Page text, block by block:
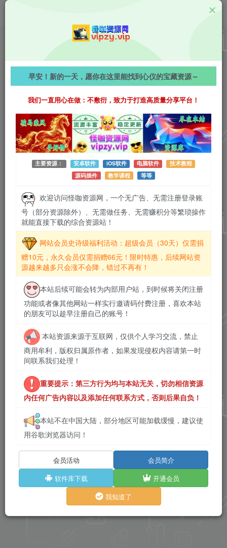
【2025-12-21】【周末加长版】心动放映厅｜每日随机
精选小姐姐视频分享，赏心悦目！
523字 阅读时长约3分钟 2025-12-21 更新
作者：怪咖
热度：45
0条评论 作者已发布3745篇文章
早安！新的一天，愿你在这里能找到心仪的宝藏资源～
我们一直用心在做：不敷衍，致力于打造高质量分享平台！
主要资源： 安卓软件 iOS软件 电脑软件
技术教程
源码插件
教学课程 等等
欢迎访问怪咖资源网，一个无广告、无需注册登录账
号（部分资源除外）、无需做任务、无需赚积分等繁琐操作
就能直接下载的综合资源站！
网站会员史诗级福利活动：超级会员（30天）仅需捐
赠10元，永久会员仅需捐赠66元！限时特惠，后续网站资
源越来越多只会涨不会降，错过不再有！
本站后续可能会转为内部用户站，到时候将关闭注册
功能或者像其他网站一样实行邀请码付费注册，喜欢本站
的朋友可以趁早注册自己的账号！
本站资源来源于互联网，仅供个人学习交流，禁止
商用牟利，版权归属原作者，如果发现侵权内容请第一时
间联系我们处理！
重要提示：第三方行为均与本站无关，切勿相信资源
内任何广告内容以及添加任何联系方式，否则后果自负！
本站不在中国大陆，部分地区可能加载缓慢，建议使
用谷歌浏览器访问！
会员活动
会员简介
软件库下载
开通会员
我知道了